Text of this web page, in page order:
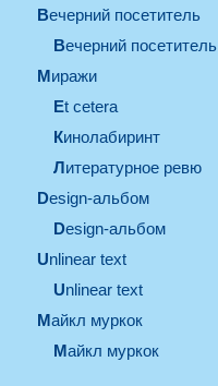
вечерний посетитель
вечерний посетитель
миражи
et cetera
кинолабиринт
литературное ревю
design-альбом
design-альбом
unlinear text
Unlinear text
майкл муркок
майкл муркок